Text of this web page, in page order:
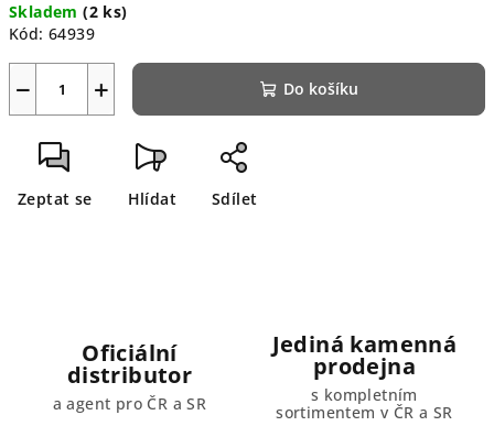
cena:
Skladem(2 ks)
Kód: 64939
+
− Do košíku
Zeptat se Hlídat Sdílet
Oficiální
distributor
a agent pro ČR a SR
Jediná kamenná
prodejna
s kompletním
sortimentem v ČR a SR